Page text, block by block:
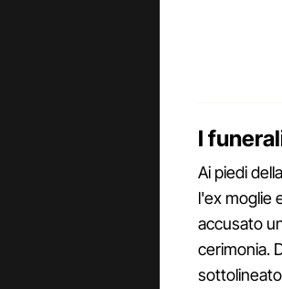
I
Ai piedi
l'ex moglie
accusato
cerimonia.